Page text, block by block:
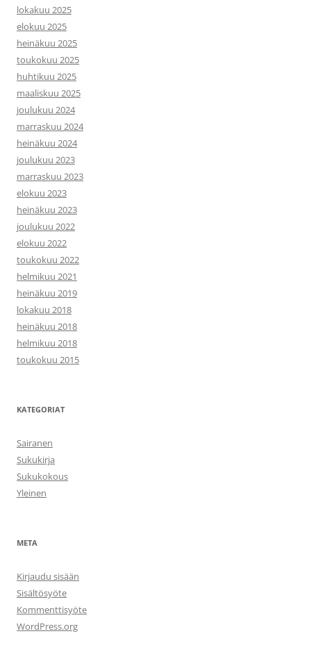
lokakuu 2025
elokuu 2025
heinäkuu 2025
toukokuu 2025
huhtikuu 2025
maaliskuu 2025
joulukuu 2024
marraskuu 2024
heinäkuu 2024
joulukuu 2023
marraskuu 2023
elokuu 2023
heinäkuu 2023
joulukuu 2022
elokuu 2022
toukokuu 2022
helmikuu 2021
heinäkuu 2019
lokakuu 2018
heinäkuu 2018
helmikuu 2018
toukokuu 2015
KATEGORIAT
Sairanen
Sukukirja
Sukukokous
Yleinen
META
Kirjaudu sisään
Sisältösyöte
Kommenttisyöte
WordPress.org